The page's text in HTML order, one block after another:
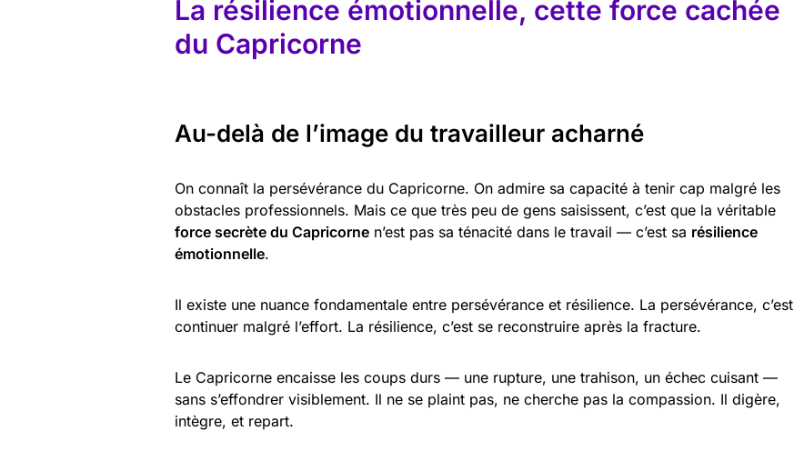
La résilience émotionnelle, cette force cachée
du Capricorne
Au-delà de l’image du travailleur acharné
On connaît la persévérance du Capricorne. On admire sa capacité à tenir cap malgré les
obstacles professionnels. Mais ce que très peu de gens saisissent, c’est que la véritable
force secrète du Capricorne n’est pas sa ténacité dans le travail — c’est sa résilience
émotionnelle.
Il existe une nuance fondamentale entre persévérance et résilience. La persévérance, c’est
continuer malgré l’effort. La résilience, c’est se reconstruire après la fracture.
Le Capricorne encaisse les coups durs — une rupture, une trahison, un échec cuisant —
sans s’effondrer visiblement. Il ne se plaint pas, ne cherche pas la compassion. Il digère,
intègre, et repart.